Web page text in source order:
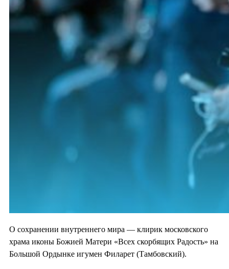
О сохранении внутреннего мира — клирик московского
храма иконы Божией Матери «Всех скорбящих Радость» на
Большой Ордынке игумен Филарет (Тамбовский).